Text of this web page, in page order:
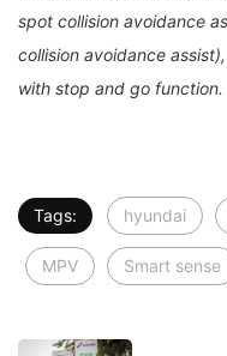
spot collision avoidance
collision avoidance
with stop and go function.
Tags: hyundai
MPV Smart sense